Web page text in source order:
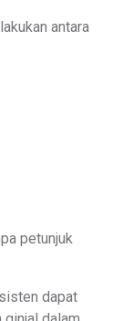
antara
petunjuk
dapat